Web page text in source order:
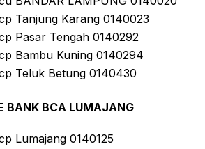
Tanjung Karang 0140023
Pasar Tengah 0140292
Bambu Kuning 0140294
Teluk Betung 0140430
BANK BCA LUMAJANG
Lumajang 0140125